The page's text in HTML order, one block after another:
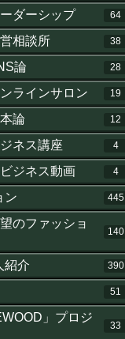
ダーシップ 64
相談所 38
論 28
ラインサロン 19
論 12
ネス講座 4
ジネス動画 4
ン 445
のファッショ
140
紹介 390
51
」プロジ
33